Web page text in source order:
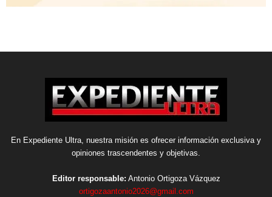
En Expediente Ultra, nuestra misión es ofrecer información exclusiva y
opiniones trascendentes y objetivas.
Editor responsable: Antonio Ortigoza Vázquez
ortigozaantonio2026@gmail.com